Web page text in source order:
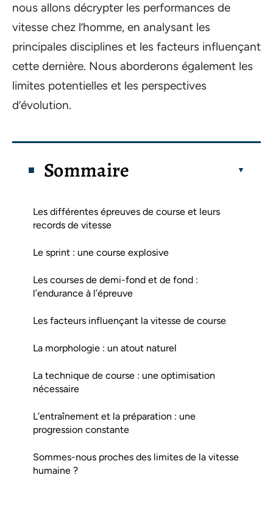
nous allons décrypter les performances de
vitesse chez l’homme, en analysant les
principales disciplines et les facteurs influençant
cette dernière. Nous aborderons également les
limites potentielles et les perspectives
d’évolution.
Sommaire
Les différentes épreuves de course et leurs
records de vitesse
Le sprint : une course explosive
Les courses de demi-fond et de fond :
l’endurance à l’épreuve
Les facteurs influençant la vitesse de course
La morphologie : un atout naturel
La technique de course : une optimisation
nécessaire
L’entraînement et la préparation : une
progression constante
Sommes-nous proches des limites de la vitesse
humaine ?